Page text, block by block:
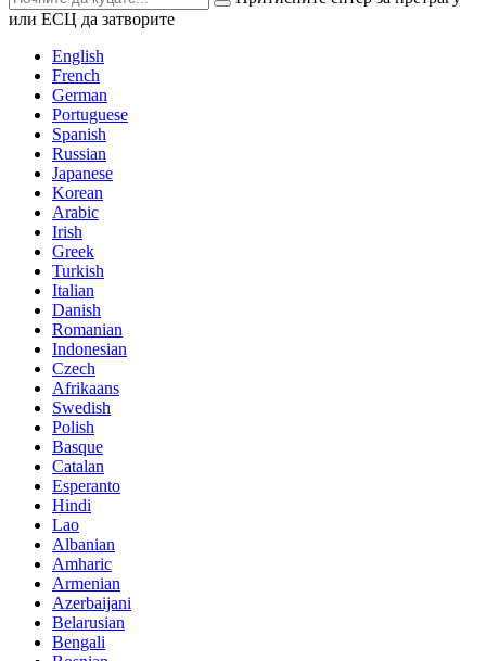
или ЕСЦ да затворите
English
French
German
Portuguese
Spanish
Russian
Japanese
Korean
Arabic
Irish
Greek
Turkish
Italian
Danish
Romanian
Indonesian
Czech
Afrikaans
Swedish
Polish
Basque
Catalan
Esperanto
Hindi
Lao
Albanian
Amharic
Armenian
Azerbaijani
Belarusian
Bengali